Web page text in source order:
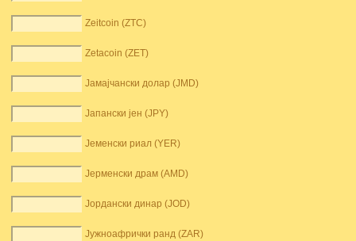
Zeitcoin (ZTC)
Zetacoin (ZET)
Јамајчански долар (JMD)
Јапански јен (JPY)
Јеменски риал (YER)
Јерменски драм (AMD)
Јордански динар (JOD)
Јужноафрички ранд (ZAR)